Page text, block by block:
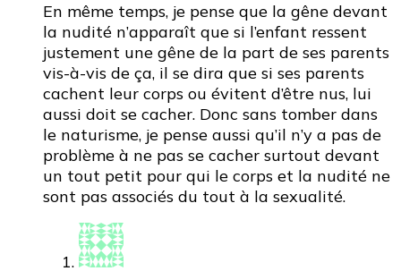
En même temps, je pense que la gêne devant
la nudité n’apparaît que si l’enfant ressent
justement une gêne de la part de ses parents
vis-à-vis de ça, il se dira que si ses parents
cachent leur corps ou évitent d’être nus, lui
aussi doit se cacher. Donc sans tomber dans
le naturisme, je pense aussi qu’il n’y a pas de
problème à ne pas se cacher surtout devant
un tout petit pour qui le corps et la nudité ne
sont pas associés du tout à la sexualité.